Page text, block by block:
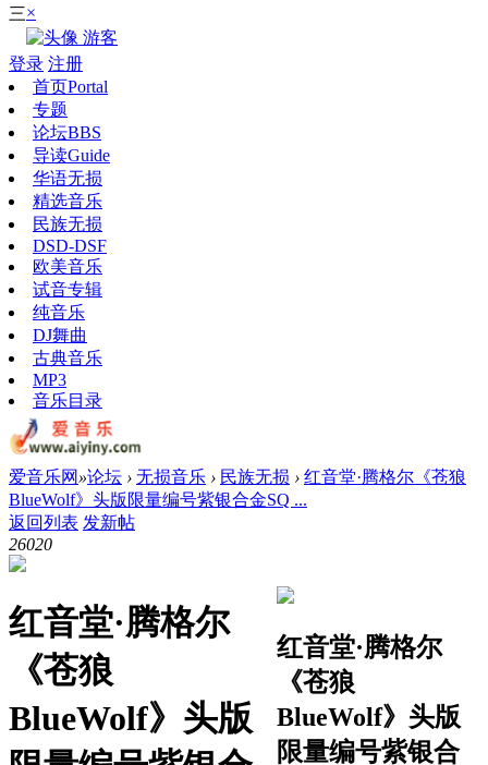
三×
游客
登录 注册
首页Portal
专题
论坛BBS
导读Guide
华语无损
精选音乐
民族无损
DSD-DSF
欧美音乐
试音专辑
纯音乐
DJ舞曲
古典音乐
MP3
音乐目录
爱音乐网 »论坛 › 无损音乐 › 民族无损 › 红音堂·腾格尔《苍狼
BlueWolf》头版限量编号紫银合金SQ ...
返回列表 发新帖
26020
红音堂·腾格尔
《苍狼
BlueWolf》头版
红音堂·腾格尔
《苍狼
BlueWolf》头版
限量编号紫银合